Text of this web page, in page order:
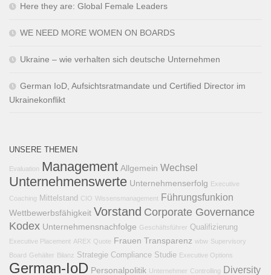
Here they are: Global Female Leaders
WE NEED MORE WOMEN ON BOARDS
Ukraine – wie verhalten sich deutsche Unternehmen
German IoD, Aufsichtsratmandate und Certified Director im
Ukrainekonflikt
UNSERE THEMEN
Evaluation Management Allgemein Wechsel
Unternehmenswerte Unternehmenserfolg Executive
Coaching Mittelstand CIO Wissensmanagement Führungsfunkion
Wettbewerbsfähigkeit Vorstand Corporate Governance
Kodex Unternehmensnachfolge Geschäftsführer Qualifizierung
Executive Placement AREX Quote Frauen Transparenz wbw Supervisory
Board Gehälter Bilanz Strategie Compliance Studie Executive Options
German-IoD Personalpolitik Unternehmer Controlling Diversity